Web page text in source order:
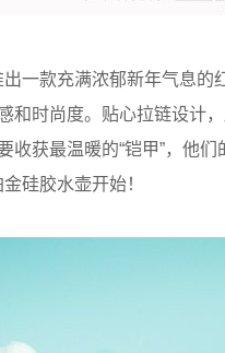
一款充满浓郁新年气息的
和时尚度。贴心拉链设计
获最温暖的“铠甲”，他
硅胶水壶开始！